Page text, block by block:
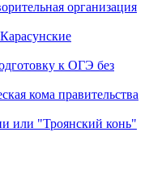
организация
к ОГЭ без
кома правительства
или "Троянский конь"